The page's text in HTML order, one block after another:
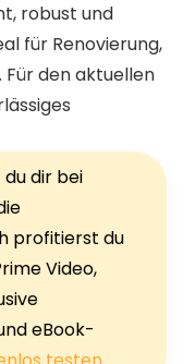
robust und
für Renovierung,
den aktuellen
dir bei
profitierst du
Video,
eBook-